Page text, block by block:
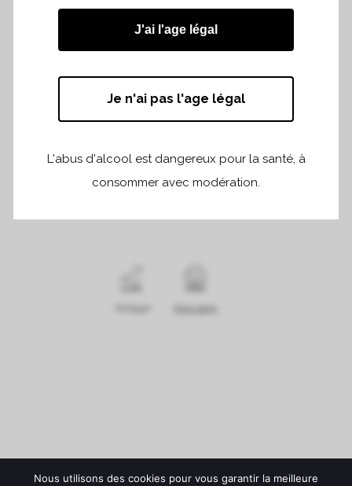
Londres pour une dégustation en «avant
primeur». 125 professionnels sont venus
Buyers» titrait : «Bordeaux 2016 : Best
Print page
J'ai l'age légal
Je n'ai pas l'age légal
L'abus d'alcool est dangereux pour la santé, à
consommer avec modération.
Nous utilisons des cookies pour vous garantir la meilleure